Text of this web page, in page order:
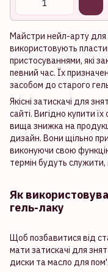
Майстри нейл-арту для
використовують
пристосуваннями, які
певний час. Їх
засобом до старого
Якісні затискачі для
сайті. Вигідно купити
вища знижка на
дизайн. Вони щільно
виконуючи свою
термін будуть
Як
гель-лаку
Щоб позбавитися від
мати затискачі для
диски та масло для